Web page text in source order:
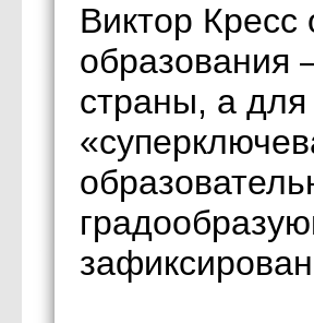
Виктор
образования
страны, а